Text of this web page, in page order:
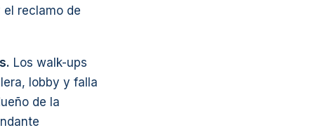
reclamo de
Los walk-ups
lobby y falla
de la